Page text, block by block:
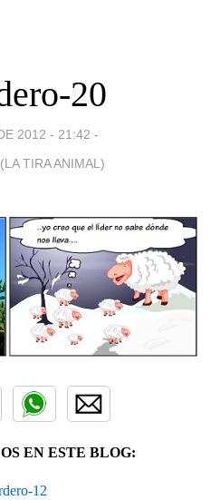
20
2012 - 21:42 -
TIRA ANIMAL)
EN ESTE BLOG:
12